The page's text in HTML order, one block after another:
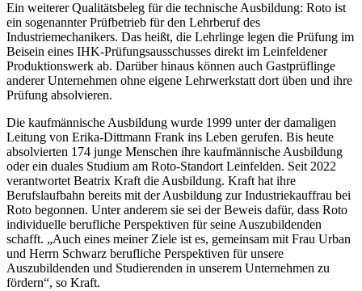
Ein weiterer Qualitätsbeleg für die technische Ausbildung: Roto ist
ein sogenannter Prüfbetrieb für den Lehrberuf des
Industriemechanikers. Das heißt, die Lehrlinge legen die Prüfung im
Beisein eines IHK-Prüfungsausschusses direkt im Leinfeldener
Produktionswerk ab. Darüber hinaus können auch Gastprüflinge
anderer Unternehmen ohne eigene Lehrwerkstatt dort üben und ihre
Prüfung absolvieren.
Die kaufmännische Ausbildung wurde 1999 unter der damaligen
Leitung von Erika-Dittmann Frank ins Leben gerufen. Bis heute
absolvierten 174 junge Menschen ihre kaufmännische Ausbildung
oder ein duales Studium am Roto-Standort Leinfelden. Seit 2022
verantwortet Beatrix Kraft die Ausbildung. Kraft hat ihre
Berufslaufbahn bereits mit der Ausbildung zur Industriekauffrau bei
Roto begonnen. Unter anderem sie sei der Beweis dafür, dass Roto
individuelle berufliche Perspektiven für seine Auszubildenden
schafft. „Auch eines meiner Ziele ist es, gemeinsam mit Frau Urban
und Herrn Schwarz berufliche Perspektiven für unsere
Auszubildenden und Studierenden in unserem Unternehmen zu
fördern“, so Kraft.